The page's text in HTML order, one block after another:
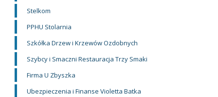
Stelkom
PPHU Stolarnia
Szkółka Drzew i Krzewów Ozdobnych
Szybcy i Smaczni Restauracja Trzy Smaki
Firma U Zbyszka
Ubezpieczenia i Finanse Violetta Batka